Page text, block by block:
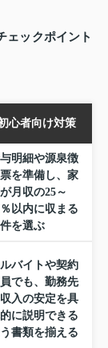
ェックポイント
心者向け対策
明細や源泉徴
を準備し、家
月収の25～
以内に収まる
を選ぶ
バイトや契約
でも、勤務先
入の安定を具
に説明できる
書類を揃える